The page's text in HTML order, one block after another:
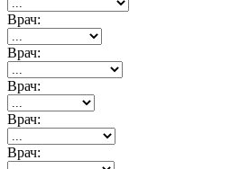
Врач:
Врач:
Врач:
Врач:
Врач: